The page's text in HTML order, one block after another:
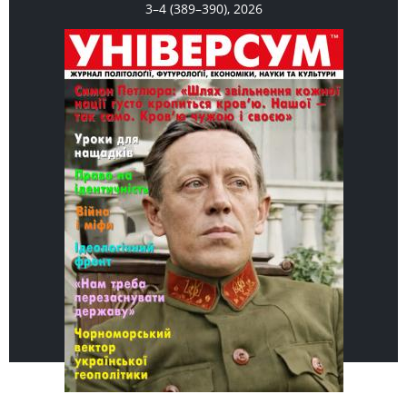
3–4 (389–390), 2026